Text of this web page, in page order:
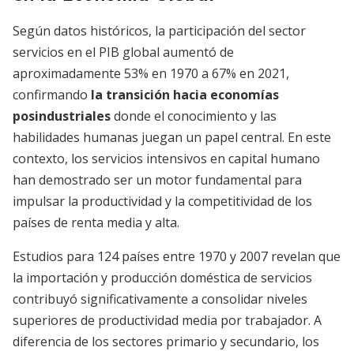
Según datos históricos, la participación del sector
servicios en el PIB global aumentó de
aproximadamente 53% en 1970 a 67% en 2021,
confirmando la transición hacia economías
posindustrialesdonde el conocimiento y las
habilidades humanas juegan un papel central. En este
contexto, los servicios intensivos en capital humano
han demostrado ser un motor fundamental para
impulsar la productividad y la competitividad de los
países de renta media y alta.
Estudios para 124 países entre 1970 y 2007 revelan que
la importación y producción doméstica de servicios
contribuyó significativamente a consolidar niveles
superiores de productividad media por trabajador. A
diferencia de los sectores primario y secundario, los